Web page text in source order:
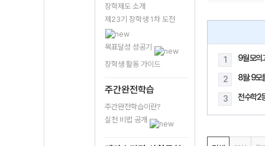
장학제도 소개
제23기 장학생 1차 도전
목표달성 성공기
장학생 활동 가이드
주간완전학습
주간완전학습이란?
실천 비법 공개
1 9월 모의
2 8월: 9모
3 전수학2